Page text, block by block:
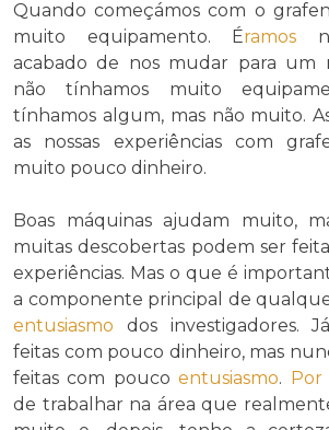
Quando começámos com o
muito equipamento. Éramos
acabado de nos mudar para um
não tínhamos muito
tínhamos algum, mas não muito.
as nossas experiências com
muito pouco dinheiro.
Boas máquinas ajudam muito,
muitas descobertas podem ser
experiências. Mas o que é
a componente principal de
entusiasmo dos investigadores.
feitas com pouco dinheiro, mas
feitas com poucoentusiasmo. Por
de trabalhar na área que